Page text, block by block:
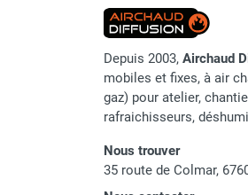
Chaudière mobile à eau
Chauffage mobile au
Gaine pour chauffage
Chauffage pour serre
d'élevage
Chauffage FARM au
Chauffage FARM au
Chauffage mobile au
Depuis 2003, Airchaud
mobiles et fixes, à air
gaz) pour atelier,
rafraichisseurs,
Nous trouver
35 route de Colmar,